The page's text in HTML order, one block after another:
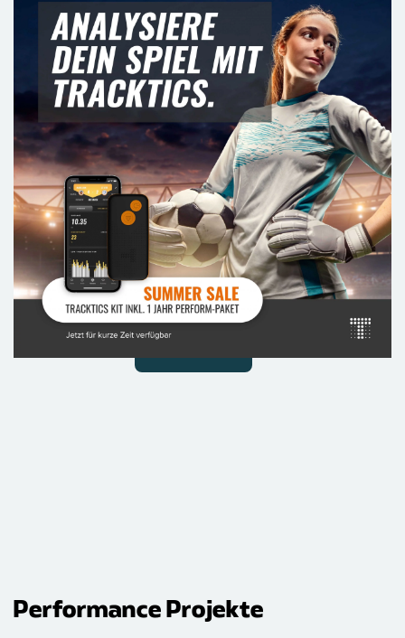
Performance Projekte